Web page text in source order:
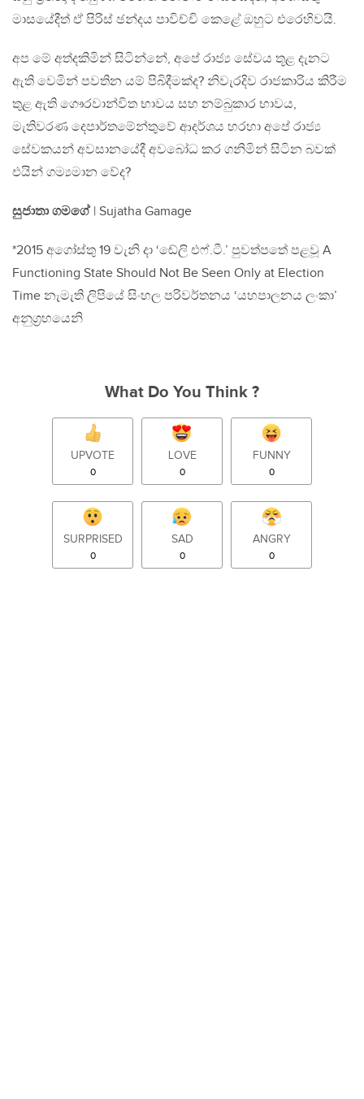
මාසයේදීත් ඒ පිරිස් ඡන්දය පාවිච්චි කෙළේ ඔහුට එරෙහිවයි.
අප මේ අත්දකිමින් සිටින්නේ, අපේ රාජ්‍ය සේවය තූළ දැනට
ඇති වෙමින් පවතින යම් පිබිදීමක්ද? නිවැරදිව රාජකාරිය කිරීම
තුළ ඇති ගෞරවාන්විත භාවය සහ නම්බුකාර භාවය,
මැතිවරණ දෙපාර්තමේන්තුවේ ආදර්ශය හරහා අපේ රාජ්‍ය
සේවකයන් අවසානයේදී අවබෝධ කර ගනිමින් සිටින බවක්
එයින් ගම්‍යමාන වේද?
සුජාතා ගමගේ| Sujatha Gamage
*2015 අගෝස්තු 19 වැනි දා ‘ඬේලි එෆ්.ටී.’ පුවත්පතේ පළවූ A
Functioning State Should Not Be Seen Only at Election
Time නැමැති ලිපියේ සිංහල පරිවර්තනය ‘යහපාලනය ලංකා’
අනුග‍්‍රහයෙනි
What Do You Think ?
UPVOTE
0
LOVE
0
FUNNY
0
SURPRISED
0
SAD
0
ANGRY
0